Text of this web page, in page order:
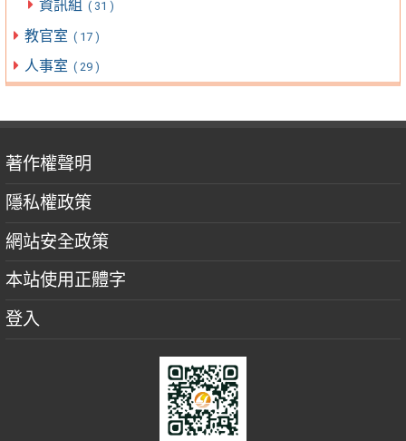
資訊組 ( 31 )
教官室 ( 17 )
人事室 ( 29 )
著作權聲明
隱私權政策
網站安全政策
本站使用正體字
登入